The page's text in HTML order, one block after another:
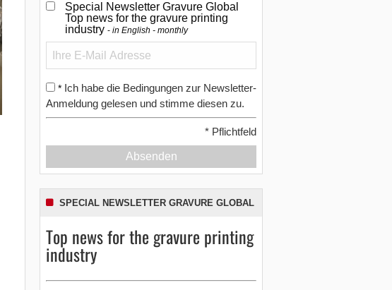
Special Newsletter Gravure Global
Top news for the gravure printing
industry in English - monthly
* Ich habe die Bedingungen zur Newsletter-
Anmeldung gelesen und stimme diesen zu.
* Pflichtfeld
Absenden
SPECIAL NEWSLETTER GRAVURE GLOBAL
Top news for the gravure printing
industry